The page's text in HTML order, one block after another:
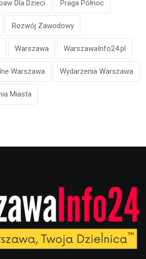
Dla Dzieci Praga Północ
Rozwój Zawodowy
Warszawa WarszawaInfo24.pl
Warszawa Wydarzenia Warszawa
Miasta